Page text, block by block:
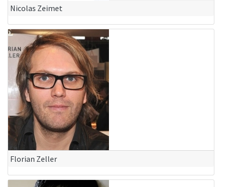
Nicolas Zeimet
Florian Zeller